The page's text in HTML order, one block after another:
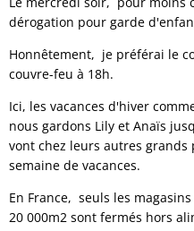
dérogation pour garde
Honnêtement, je préférai le
couvre-feu à 18h.
Ici, les vacances d'hiver
nous gardons Lily et Anaïs
vont chez leurs autres
semaine de vacances.
En France, seuls les
20 000m2 sont fermés hors